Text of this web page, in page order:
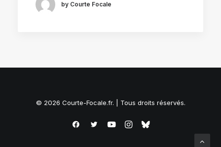
by Courte Focale
© 2026 Courte-Focale.fr. | Tous droits réservés.